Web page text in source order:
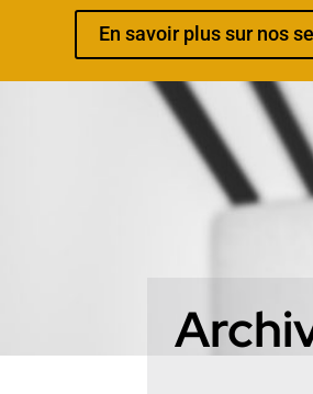
En savoir plus sur nos